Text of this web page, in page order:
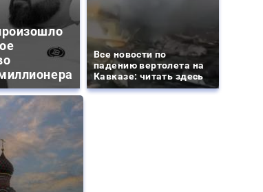
Все новости по
падению вертолета на
Кавказе: читать здесь